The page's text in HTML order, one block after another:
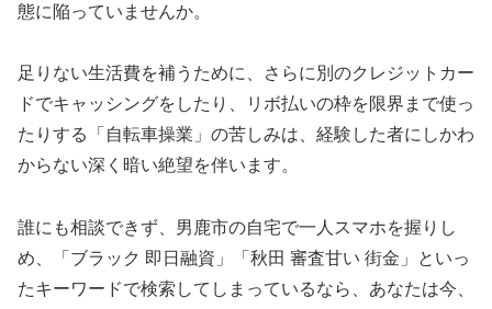
態に陥っていませんか。
足りない生活費を補うために、さらに別のクレジットカー
ドでキャッシングをしたり、リボ払いの枠を限界まで使っ
たりする「自転車操業」の苦しみは、経験した者にしかわ
からない深く暗い絶望を伴います。
誰にも相談できず、男鹿市の自宅で一人スマホを握りし
め、「ブラック 即日融資」「秋田 審査甘い 街金」といっ
たキーワードで検索してしまっているなら、あなたは今、